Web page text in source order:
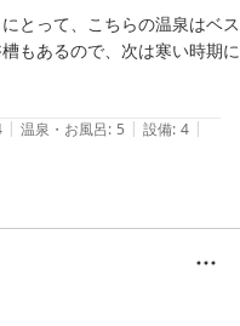
とって、こちらの温泉はベス
もあるので、次は寒い時期に
しトラブルがありましたが宿
ました。
| 温泉・お風呂: 5 | 設備: 4 |